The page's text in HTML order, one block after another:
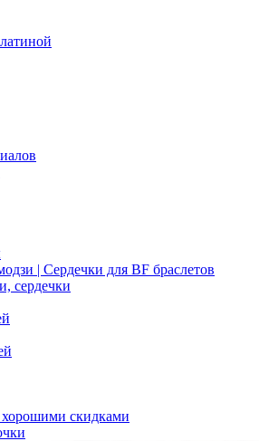
| Сердечки для BF браслетов
сердечки
скидками